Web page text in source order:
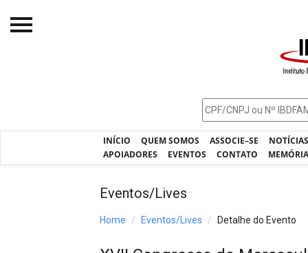
INÍCIO QUEM SOMOS ASSOCIE–SE
APOIADORES
EVENTOS CONTATO
Eventos/Lives
Home Eventos/Lives Detalhe do Evento